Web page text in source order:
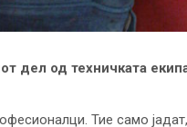
дел од техничката
Тие само